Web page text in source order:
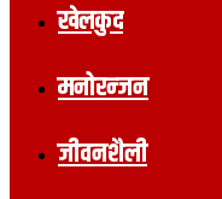
खेलकुद
मनोरन्जन
जीवनशैली